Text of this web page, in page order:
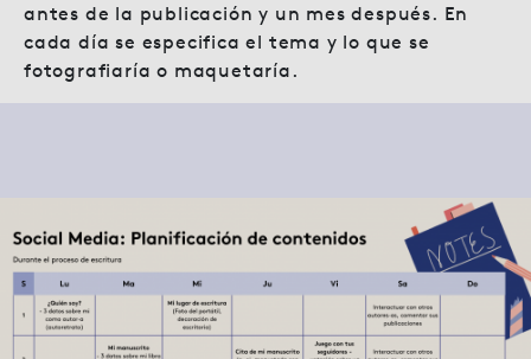
antes de la publicación y un mes después. En
cada día se especifica el tema y lo que se
fotografiaría o maquetaría.